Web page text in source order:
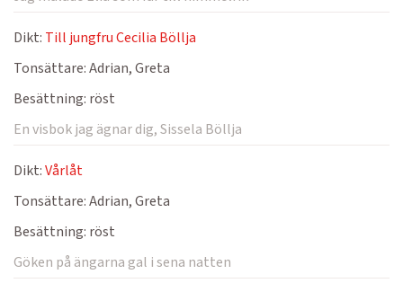
Dikt: Till jungfru Cecilia Böllja
Tonsättare:Adrian, Greta
Besättning: röst
En visbok jag ägnar dig, Sissela Böllja
Dikt:Vårlåt
Tonsättare:Adrian, Greta
Besättning: röst
Göken på ängarna gal i sena natten